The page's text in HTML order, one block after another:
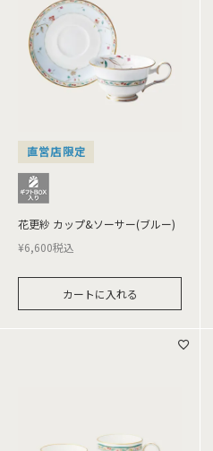
直営店限定
花更紗 カップ&ソーサー(ブルー)
¥6,600税込
カートに入れる